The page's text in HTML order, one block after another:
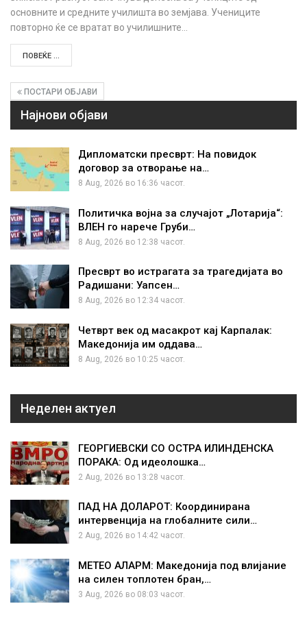
основните и средните училишта во земјава. Учениците
повторно ќе се вратат во училишните…
ПОВЕЌЕ ...
ПОСТАРИ ОБЈАВИ
Најнови објави
Дипломатски пресврт: На повидок
договор за отворање на…
8 Aug, 2026 во 16:36 часот.
Политичка војна за случајот „Лотарија“:
ВЛЕН го нарече Груби…
8 Aug, 2026 во 12:38 часот.
Пресврт во истрагата за трагедијата во
Радишани: Уапсен…
8 Aug, 2026 во 12:34 часот.
Четврт век од масакрот кај Карпалак:
Македонија им оддава…
8 Aug, 2026 во 10:25 часот.
Неделен актуел
ГЕОРГИЕВСКИ СО ОСТРА ИЛИНДЕНСКА
ПОРАКА: Од идеолошка…
2 Aug, 2026 во 13:28 часот.
ПАД НА ДОЛАРОТ: Координирана
интервенција на глобалните сили…
2 Aug, 2026 во 14:42 часот.
МЕТЕО АЛАРМ: Македонија под влијание
на силен топлотен бран,…
3 Aug, 2026 во 08:03 часот.